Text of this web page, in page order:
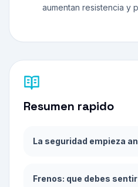
aumentan resistencia y
Resumen rapido
La seguridad empieza
Frenos: que debes sentir